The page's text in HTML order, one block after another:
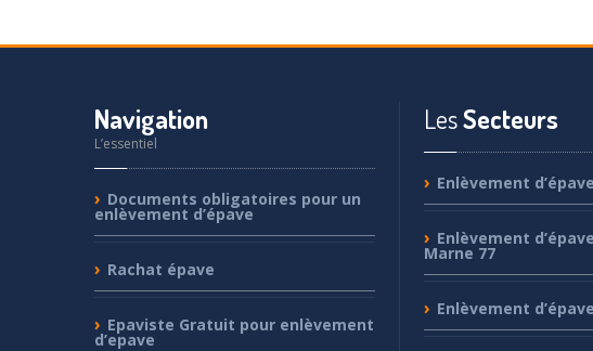
Navigation
L’essentiel
Documents obligatoires pour un
enlèvement d’épave
Rachat épave
Epaviste Gratuit pour enlèvement
d’epave
LesSecteurs
Enlèvement
Enlèvement
Marne 77
Enlèvement